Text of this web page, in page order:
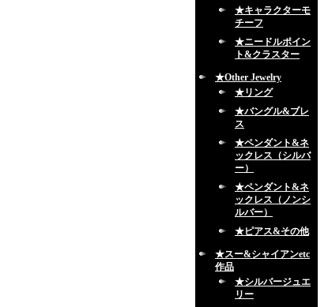
★キャラクターモ
チーフ
★ニードルポイン
ト&クラスター
★Other Jewelry
★リング
★バングル&ブレ
ス
★ペンダント&ネ
ックレス（シルバ
ー）
★ペンダント&ネ
ックレス（ノンシ
ルバー）
★ピアス&その他
★スー&シャイアンetc
作品
★シルバージュエ
リー